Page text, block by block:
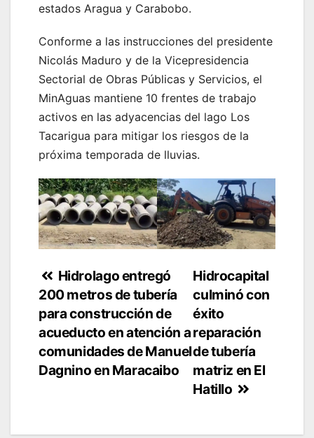
estados Aragua y Carabobo.
Conforme a las instrucciones del presidente
Nicolás Maduro y de la Vicepresidencia
Sectorial de Obras Públicas y Servicios, el
MinAguas mantiene 10 frentes de trabajo
activos en las adyacencias del lago Los
Tacarigua para mitigar los riesgos de la
próxima temporada de lluvias.
Navegación
de
entradas
Hidrocapital
culminó con
éxito
reparación
de tubería
matriz en El
Hatillo
Hidrolago entregó
200 metros de tubería
para construcción de
acueducto en atención a
comunidades de Manuel
Dagnino en Maracaibo